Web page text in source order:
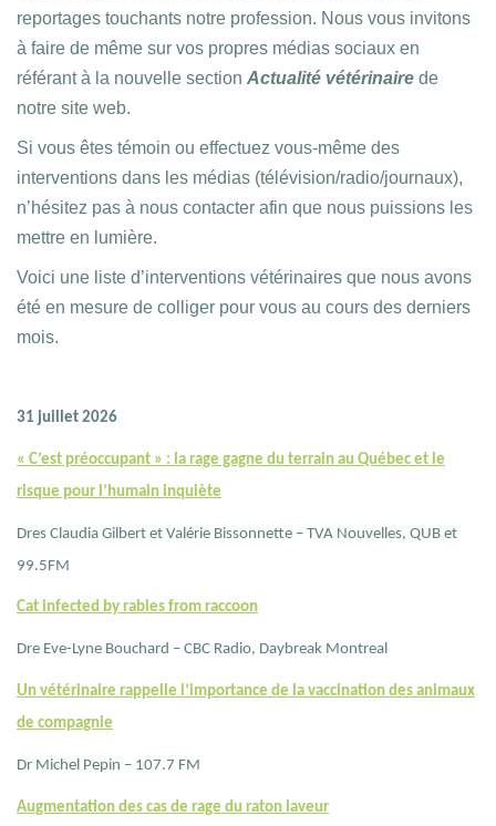
reportages touchants notre profession. Nous vous invitons
à faire de même sur vos propres médias sociaux en
référant à la nouvelle section Actualité vétérinaire de
notre site web.
Si vous êtes témoin ou effectuez vous-même des
interventions dans les médias (télévision/radio/journaux),
n’hésitez pas à nous contacter afin que nous puissions les
mettre en lumière.
Voici une liste d’interventions vétérinaires que nous avons
été en mesure de colliger pour vous au cours des derniers
mois.
31 juillet 2026
« C’est préoccupant » : la rage gagne du terrain au Québec et le
risque pour l’humain inquiète
Dres Claudia Gilbert et Valérie Bissonnette – TVA Nouvelles, QUB et
99.5FM
Cat infected by rabies from raccoon
Dre Eve-Lyne Bouchard – CBC Radio, Daybreak Montreal
Un vétérinaire rappelle l’importance de la vaccination des animaux
de compagnie
Dr Michel Pepin – 107.7 FM
Augmentation des cas de rage du raton laveur